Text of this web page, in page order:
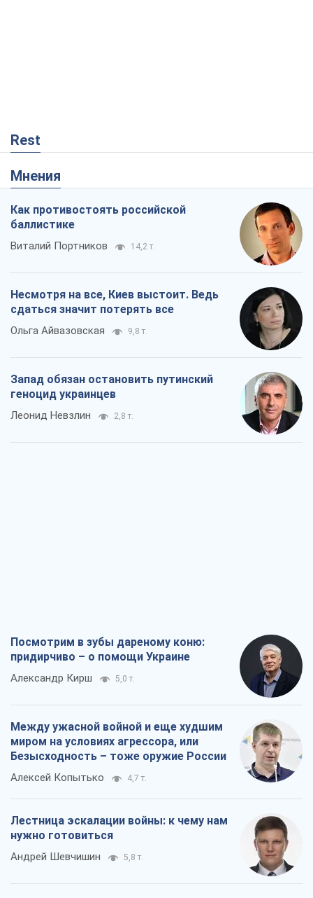
Rest
Мнения
Как противостоять российской
баллистике
Виталий Портников 14,2 т.
Несмотря на все, Киев выстоит. Ведь
сдаться значит потерять все
Ольга Айвазовская 9,8 т.
Запад обязан остановить путинский
геноцид украинцев
Леонид Невзлин 2,8 т.
Посмотрим в зубы дареному коню:
придирчиво – о помощи Украине
Александр Кирш 5,0 т.
Между ужасной войной и еще худшим
миром на условиях агрессора, или
Безысходность – тоже оружие России
Алексей Копытько 4,7 т.
Лестница эскалации войны: к чему нам
нужно готовиться
Андрей Шевчишин 5,8 т.